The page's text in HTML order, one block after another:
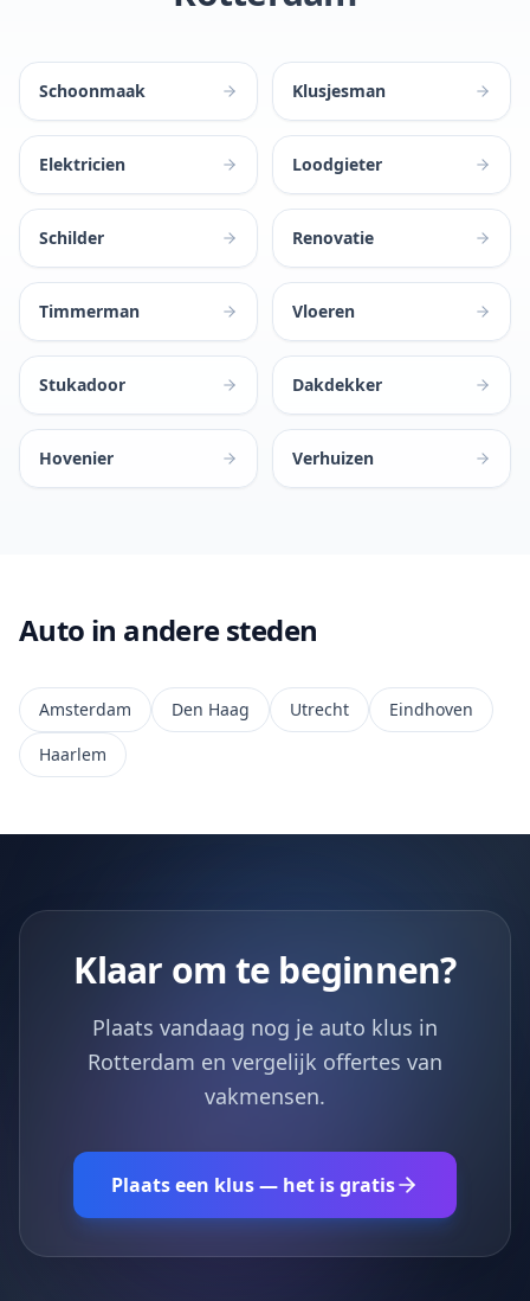
Schoonmaak Klusjesman
Elektricien Loodgieter
Schilder Renovatie
Timmerman Vloeren
Stukadoor Dakdekker
Hovenier Verhuizen
Auto in andere steden
Amsterdam Den Haag Utrecht
Eindhoven
Haarlem
Klaar om te beginnen?
Plaats vandaag nog je auto klus in
Rotterdam en vergelijk offertes van
vakmensen.
Plaats een klus — het is gratis